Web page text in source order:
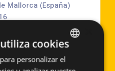
Mallorca (España)
ALT/SO
- Palma de Mallorca
SPANISH
cookies
personalizar el